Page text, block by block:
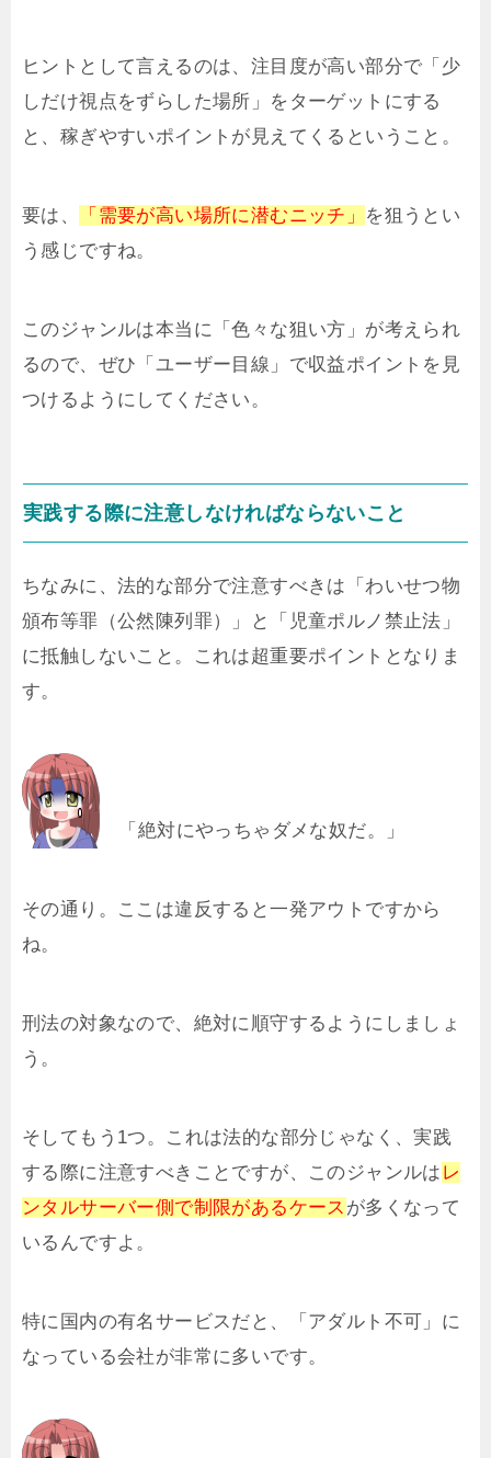
ヒントとして言えるのは、注目度が高い部分で「少
しだけ視点をずらした場所」をターゲットにする
と、稼ぎやすいポイントが見えてくるということ。
要は、 「需要が高い場所に潜むニッチ」 を狙うとい
う感じですね。
このジャンルは本当に「色々な狙い方」が考えられ
るので、ぜひ「ユーザー目線」で収益ポイントを見
つけるようにしてください。
実践する際に注意しなければならないこと
ちなみに、法的な部分で注意すべきは「わいせつ物
頒布等罪（公然陳列罪）」と「児童ポルノ禁止法」
に抵触しないこと。これは超重要ポイントとなりま
す。
「絶対にやっちゃダメな奴だ。」
その通り。ここは違反すると一発アウトですから
ね。
刑法の対象なので、絶対に順守するようにしましょ
う。
そしてもう1つ。これは法的な部分じゃなく、実践
する際に注意すべきことですが、このジャンルは レ
ンタルサーバー側で制限があるケース が多くなって
いるんですよ。
特に国内の有名サービスだと、「アダルト不可」に
なっている会社が非常に多いです。